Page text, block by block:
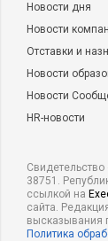
Новости дня
Новости
Отставки и
Новости
Новости
HR-новости
38751.
ссылкой на
сайта.
высказывания
Политика